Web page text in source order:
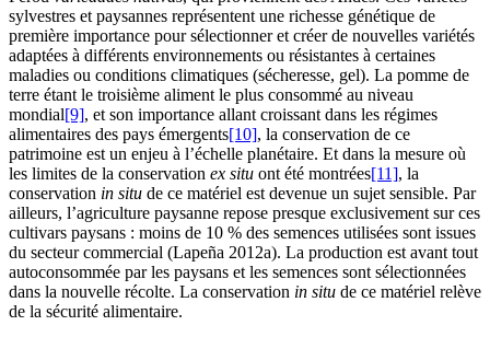
sylvestres et paysannes représentent une richesse génétique de
première importance pour sélectionner et créer de nouvelles variétés
adaptées à différents environnements ou résistantes à certaines
maladies ou conditions climatiques (sécheresse, gel). La pomme de
terre étant le troisième aliment le plus consommé au niveau
mondial[9], et son importance allant croissant dans les régimes
alimentaires des pays émergents[10], la conservation de ce
patrimoine est un enjeu à l’échelle planétaire. Et dans la mesure où
les limites de la conservation ex situ ont été montrées[11], la
conservation in situ de ce matériel est devenue un sujet sensible. Par
ailleurs, l’agriculture paysanne repose presque exclusivement sur ces
cultivars paysans : moins de 10 % des semences utilisées sont issues
du secteur commercial (Lapeña 2012a). La production est avant tout
autoconsommée par les paysans et les semences sont sélectionnées
dans la nouvelle récolte. La conservation in situ de ce matériel relève
de la sécurité alimentaire.